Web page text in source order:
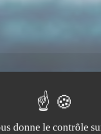
donne le contrôle